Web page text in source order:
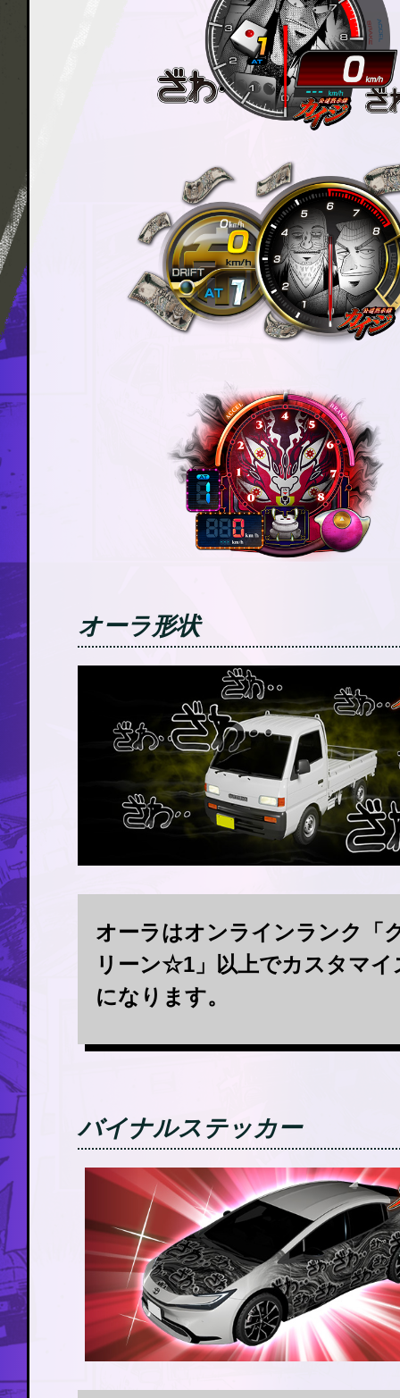
オーラ形状
オーラはオンラインランク「
リーン☆1」以上でカスタマイ
になります。
バイナルステッカー